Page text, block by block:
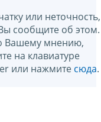
или неточность,
сообщите об этом.
Вашему мнению,
на клавиатуре
или нажмите сюда.